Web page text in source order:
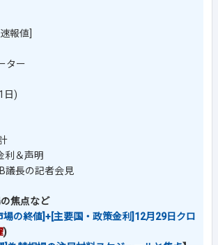
報値]
ター
日)
利＆声明
議長の記者会見
焦点など
場の終値]+[主要国・政策金利]12月29日クロ
)